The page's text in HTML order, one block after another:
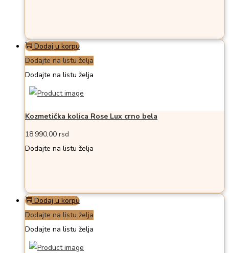
Dodaj u korpu
Dodajte na listu želja
Dodajte na listu želja
Kozmetička kolica Rose Lux crno bela
18.990,00 rsd
Dodajte na listu želja
Dodaj u korpu
Dodajte na listu želja
Dodajte na listu želja